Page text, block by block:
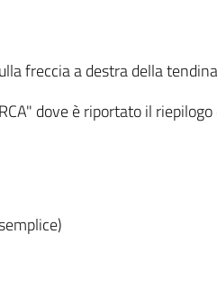
freccia a destra della
dove è riportato il